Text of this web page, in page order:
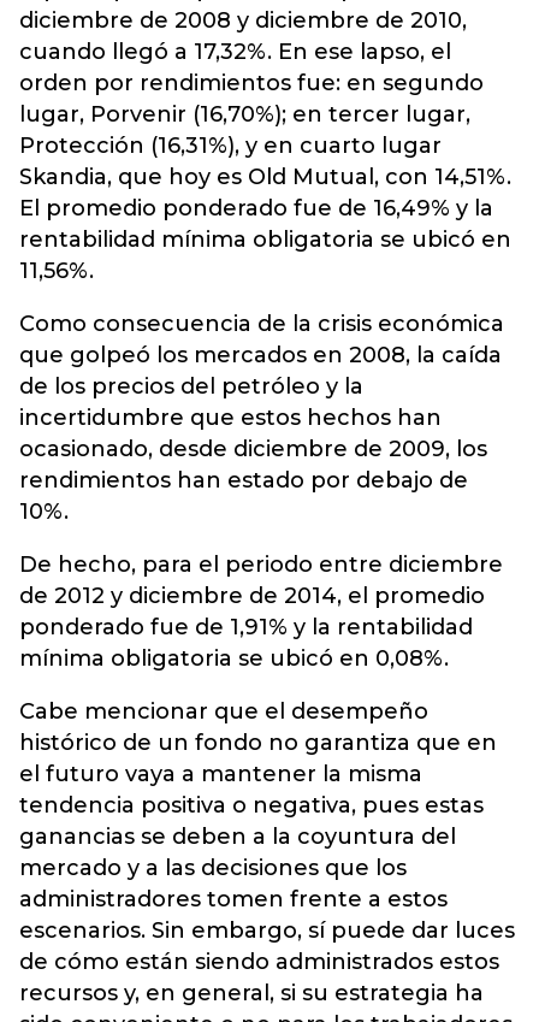
diciembre de 2008 y diciembre de 2010,
cuando llegó a 17,32%. En ese lapso, el
orden por rendimientos fue: en segundo
lugar, Porvenir (16,70%); en tercer lugar,
Protección (16,31%), y en cuarto lugar
Skandia, que hoy es Old Mutual, con 14,51%.
El promedio ponderado fue de 16,49% y la
rentabilidad mínima obligatoria se ubicó en
11,56%.
Como consecuencia de la crisis económica
que golpeó los mercados en 2008, la caída
de los precios del petróleo y la
incertidumbre que estos hechos han
ocasionado, desde diciembre de 2009, los
rendimientos han estado por debajo de
10%.
De hecho, para el periodo entre diciembre
de 2012 y diciembre de 2014, el promedio
ponderado fue de 1,91% y la rentabilidad
mínima obligatoria se ubicó en 0,08%.
Cabe mencionar que el desempeño
histórico de un fondo no garantiza que en
el futuro vaya a mantener la misma
tendencia positiva o negativa, pues estas
ganancias se deben a la coyuntura del
mercado y a las decisiones que los
administradores tomen frente a estos
escenarios. Sin embargo, sí puede dar luces
de cómo están siendo administrados estos
recursos y, en general, si su estrategia ha